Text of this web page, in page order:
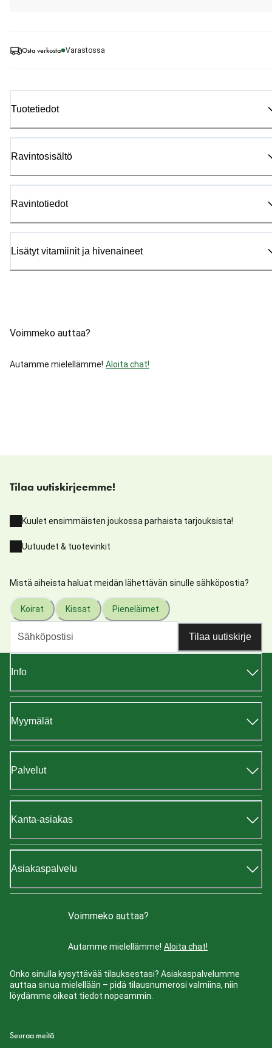
Osta verkosta Varastossa
Tuotetiedot
Ravintosisältö
Ravintotiedot
Lisätyt vitamiinit ja hivenaineet
Voimmeko auttaa?
Autamme mielellämme! Aloita chat!
Tilaa uutiskirjeemme!
Kuulet ensimmäisten joukossa parhaista tarjouksista!
Uutuudet & tuotevinkit
Mistä aiheista haluat meidän lähettävän sinulle sähköpostia?
Koirat Kissat Pieneläimet
Tilaa uutiskirje
Info
Myymälät
Palvelut
Kanta-asiakas
Asiakaspalvelu
Voimmeko auttaa?
Autamme mielellämme! Aloita chat!
Onko sinulla kysyttävää tilauksestasi? Asiakaspalvelumme
auttaa sinua mielellään – pidä tilausnumerosi valmiina, niin
löydämme oikeat tiedot nopeammin.
Seuraa meitä